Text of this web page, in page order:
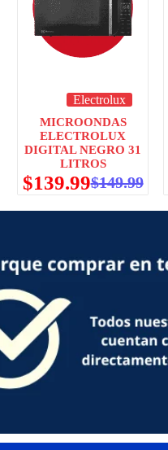
Electrolux
MICROONDAS
ELECTROLUX
DIGITAL NEGRO 31
LITROS
$149.99
$139.99